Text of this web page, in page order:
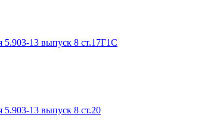
5.903-13 выпуск 8 ст.17Г1С
5.903-13 выпуск 8 ст.20